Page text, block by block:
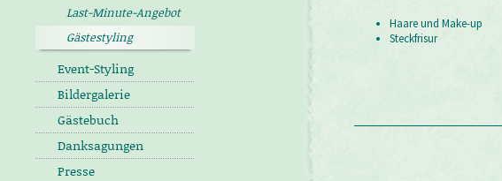
Last-Minute-Angebot
Gästestyling
Event-Styling
Bildergalerie
Gästebuch
Danksagungen
Presse
Haare und Make-up
Steckfrisur